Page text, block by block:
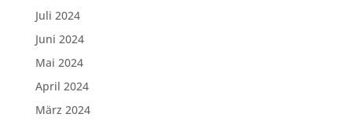
Juli 2024
Juni 2024
Mai 2024
April 2024
März 2024